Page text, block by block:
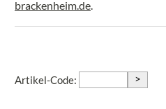
brackenheim.de
Artikel-Code: >